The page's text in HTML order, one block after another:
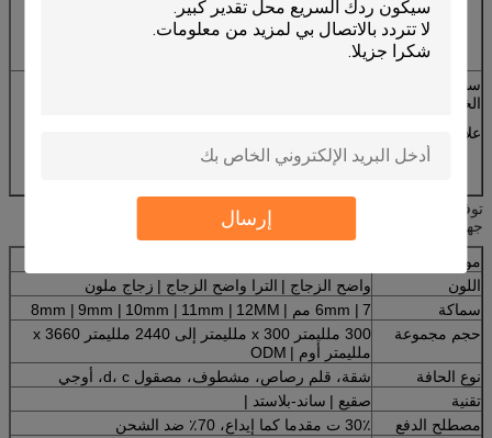
إرسال
2.Japaness العلامة التجارية
3. الصينية الأعلى العلامة التجارية
سطح - المظهر
الخارجي
علاج او معاملة
توفير خدمة مخصصة لتطبيق كل متطلبات العملاء، وسوف نبذل قصارى
جهدنا لتحقيق 100٪ رضا العملاء.
مواد
اللون
واضح الزجاج | الترا واضح الزجاج | زجاج ملون
سماكة
6mm | 7 مم | 8mm | 9mm | 10mm | 11mm | 12MM
حجم مجموعة
300 ملليمتر x 300 ملليمتر إلى 2440 ملليمتر x 3660
ملليمتر أوم | ODM
نوع الحافة
شقة، قلم رصاص، مشطوف، مصقول d، c، أوجي
تقنية
صقيع | ساند-بلاستد |
مصطلح الدفع
30٪ ت مقدما كما إيداع، 70٪ ضد الشحن